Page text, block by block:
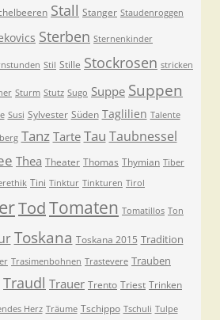
Stall Stanger Staudenroggen
Sterben Sternenkinder
Stil Stille Stockrosen stricken
Sturm Stutz Sugo Suppe Suppen
Susi Sylvester Süden Taglilien Talente
Tanz Tarte Tau Taubnessel
Thea Theater Thomas Thymian Tiber
Tini Tinktur Tinkturen Tirol
TodTomaten Tomatillos Ton
Toskana Toskana 2015 Tradition
Trasimenbohnen Trastevere Trauben
Traudl Trauer Trento Triest Trinken
Herz Träume Tschippo Tschuli Tulpe